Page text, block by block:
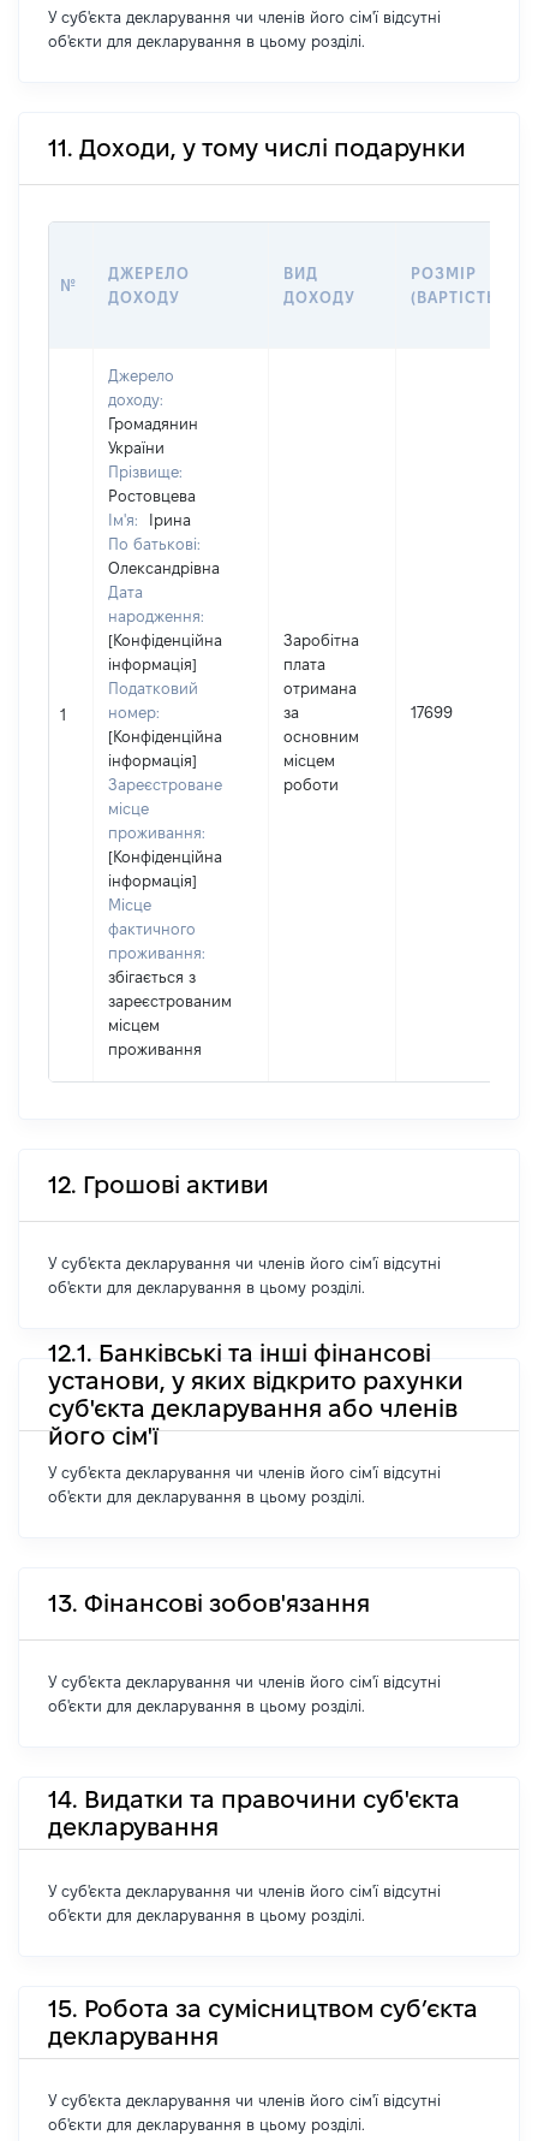
У суб'єкта декларування чи членів його сім'ї відсутні
об'єкти для декларування в цьому розділі.
11. Доходи, у тому числі подарунки
№
ДЖЕРЕЛО
ДОХОДУ
ВИД
ДОХОДУ
РОЗМІР
(ВАРТІСТЬ)
1
Джерело
доходу:
Громадянин
України
Прізвище:
Ростовцева
Ім'я:
Ірина
По батькові:
Олександрівна
Дата
народження:
[Конфіденційна
інформація]
Податковий
номер:
[Конфіденційна
інформація]
Зареєстроване
місце
проживання:
[Конфіденційна
інформація]
Місце
фактичного
проживання:
збігається з
зареєстрованим
місцем
проживання
Заробітна
плата
отримана
за
основним
місцем
роботи
17699
12. Грошові активи
У суб'єкта декларування чи членів його сім'ї відсутні
об'єкти для декларування в цьому розділі.
12.1. Банківські та інші фінансові
установи, у яких відкрито рахунки
суб'єкта декларування або членів
його сім'ї
У суб'єкта декларування чи членів його сім'ї відсутні
об'єкти для декларування в цьому розділі.
13. Фінансові зобов'язання
У суб'єкта декларування чи членів його сім'ї відсутні
об'єкти для декларування в цьому розділі.
14. Видатки та правочини суб'єкта
декларування
У суб'єкта декларування чи членів його сім'ї відсутні
об'єкти для декларування в цьому розділі.
15. Робота за сумісництвом суб’єкта
декларування
У суб'єкта декларування чи членів його сім'ї відсутні
об'єкти для декларування в цьому розділі.